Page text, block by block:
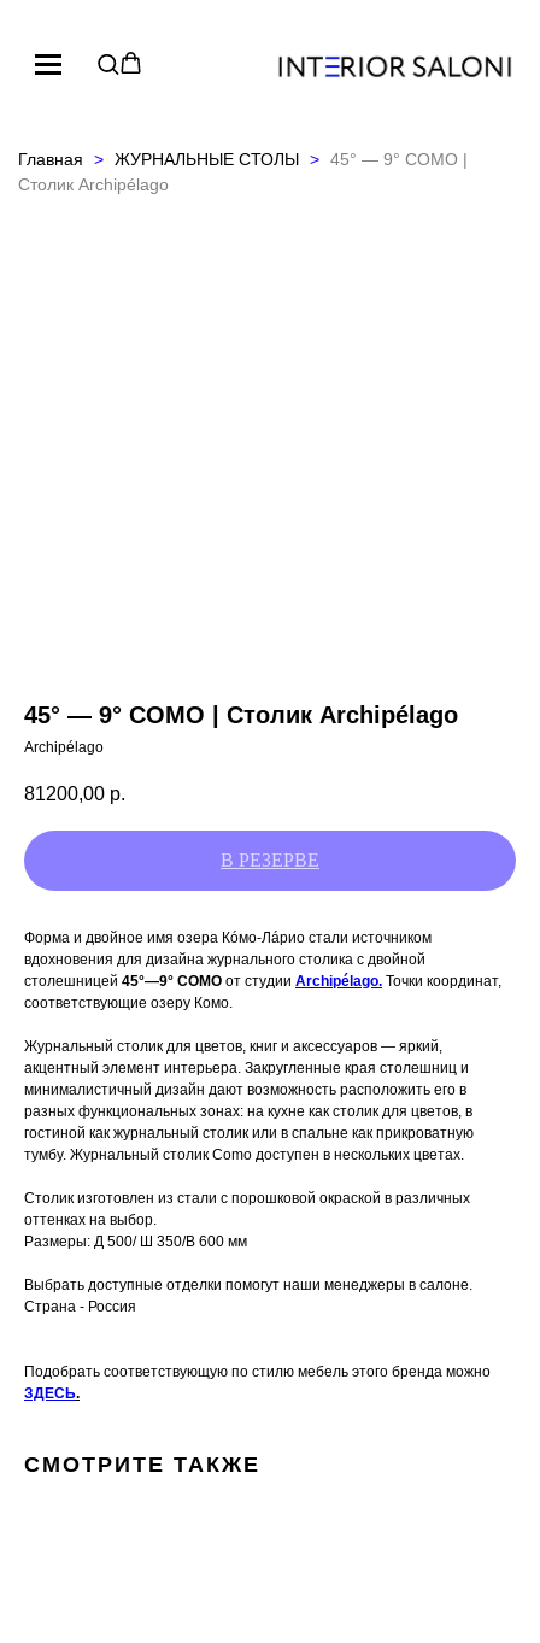
Главная ЖУРНАЛЬНЫЕ СТОЛЫ
45° — 9° COMO |
Столик Archipélago
45° — 9° COMO | Столик Archipélago
Archipélago
81200,00 р.
Форма и двойное имя озера Кóмо-Лáрио стали источником
вдохновения для дизайна журнального столика с двойной
столешницей 45°—9° COMO от студии Archipélago. Точки координат,
соответствующие озеру Комо.
Журнальный столик для цветов, книг и аксессуаров — яркий,
акцентный элемент интерьера. Закругленные края столешниц и
минималистичный дизайн дают возможность расположить его в
разных функциональных зонах: на кухне как столик для цветов, в
гостиной как журнальный столик или в спальне как прикроватную
тумбу. Журнальный столик Como доступен в нескольких цветах.
Столик изготовлен из стали с порошковой окраской в различных
оттенках на выбор.
Размеры: Д 500/ Ш 350/В 600 мм
Выбрать доступные отделки помогут наши менеджеры в салоне.
Страна - Россия
Подобрать соответствующую по стилю мебель этого бренда можно
ЗДЕСЬ.
СМОТРИТЕ ТАКЖЕ